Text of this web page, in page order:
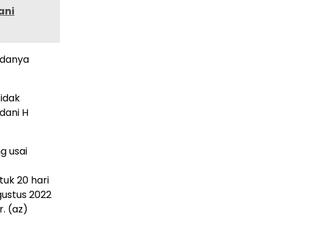
H
usai
20 hari
2022
(az)